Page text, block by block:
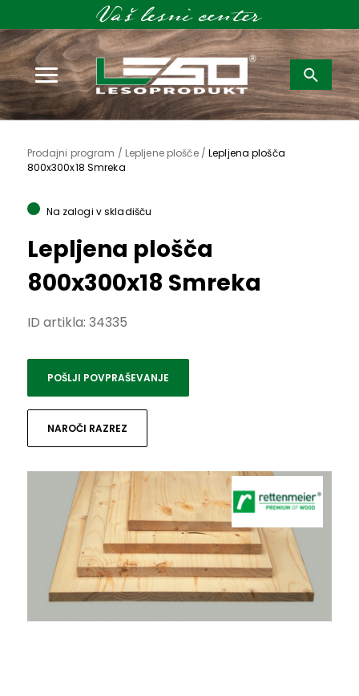
Išči:
Prodajni program / Lepljene plošče /Lepljena plošča
800x300x18 Smreka
Na zalogi v skladišču
Lepljena plošča
800x300x18 Smreka
ID artikla: 34335
POŠLJI POVPRAŠEVANJE
NAROČI RAZREZ